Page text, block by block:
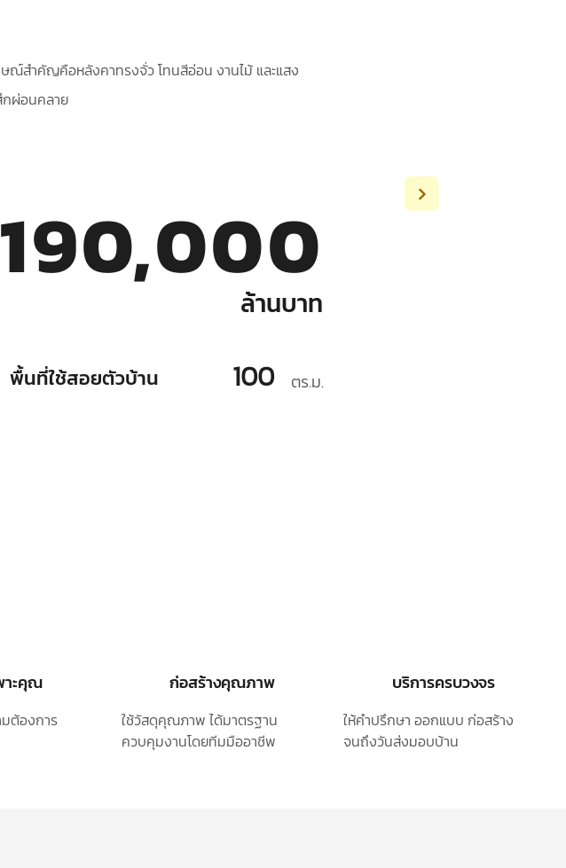
ณ์สำคัญคือหลังคาทรงจั่ว โทนสีอ่อน งานไม้ และแสง
กผ่อนคลาย
ล้านบาท
พื้นที่ใช้สอยตัวบ้าน 100 ตร.ม.
าะคุณ
ต้องการ
ก่อสร้างคุณภาพ
ใช้วัสดุคุณภาพ ได้มาตรฐาน
ควบคุมงานโดยทีมมืออาชีพ
บริการครบวงจร
ให้คำปรึกษา ออกแบบ ก่อสร้าง
จนถึงวันส่งมอบบ้าน